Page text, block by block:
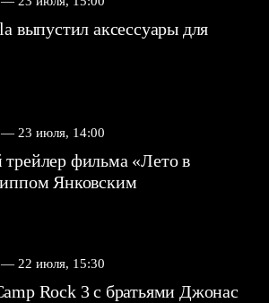
выпустил аксессуары для
— 23 июля, 14:00
фильма «Лето в
Янковским
— 22 июля, 15:30
Rock 3 с братьями Джонас